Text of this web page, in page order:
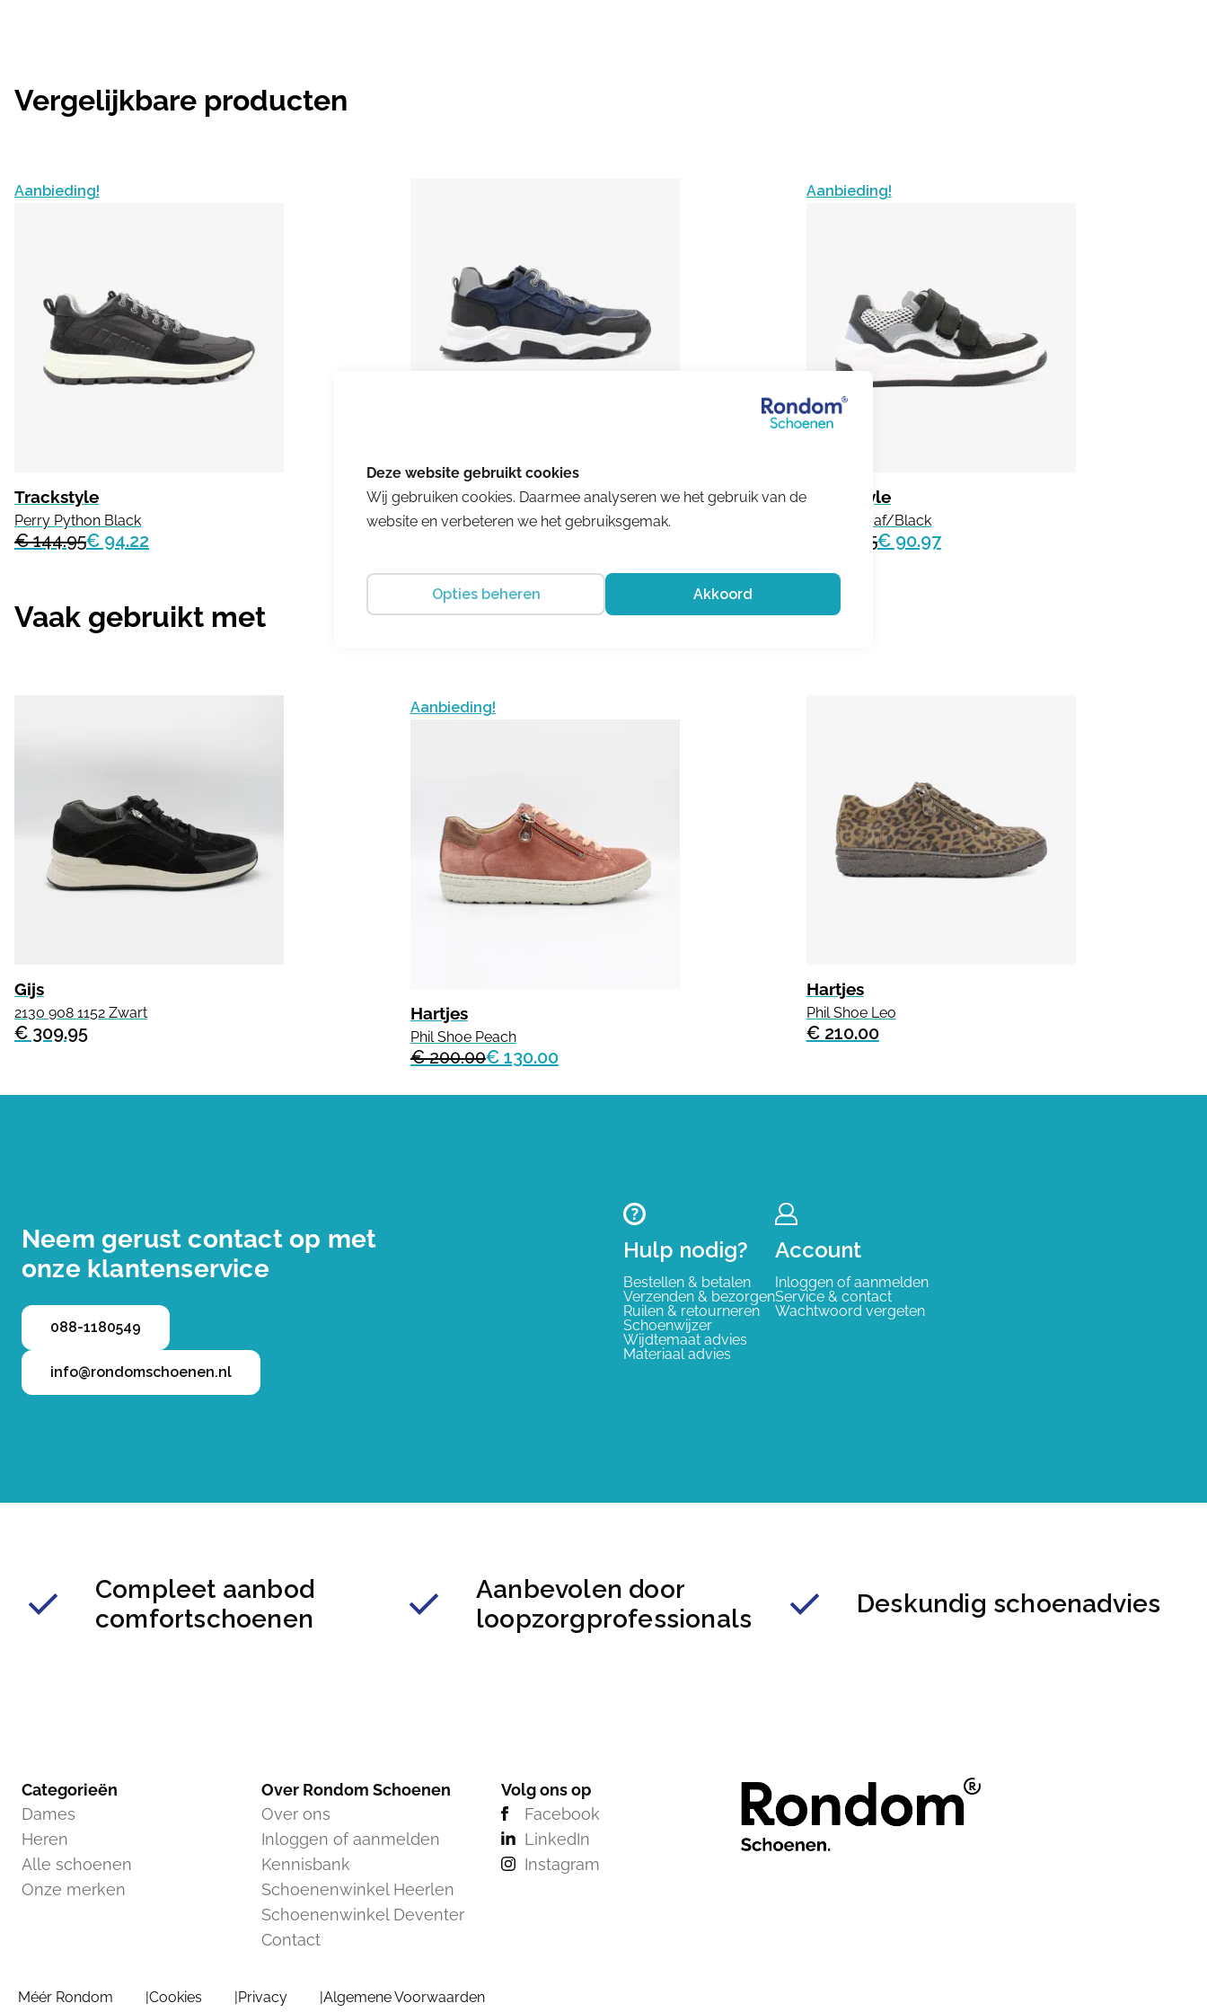
Vergelijkbare producten
Aanbieding!
Trackstyle
Perry Python Black
€ 144.95€ 94.22
Trackstyle
322863-129
€ 134.95
Aanbieding!
Trackstyle
Bruce Braaf/Black
€ 139.95€ 90.97
Vaak gebruikt met
Gijs
2130 908 1152 Zwart
€ 309.95
Aanbieding!
Hartjes
Phil Shoe Peach
€ 200.00€ 130.00
Hartjes
Phil Shoe Leo
€ 210.00
Neem gerust contact op met
onze klantenservice
088-1180549
info@rondomschoenen.nl
Hulp nodig?
Bestellen & betalen
Verzenden & bezorgen
Ruilen & retourneren
Schoenwijzer
Wijdtemaat advies
Materiaal advies
Account
Inloggen of aanmelden
Service & contact
Wachtwoord vergeten
Compleet aanbod
comfortschoenen
Aanbevolen door
loopzorgprofessionals
Deskundig schoenadvies
Categorieën
Dames
Heren
Alle schoenen
Onze merken
Over Rondom Schoenen
Over ons
Inloggen of aanmelden
Kennisbank
Schoenenwinkel Heerlen
Schoenenwinkel Deventer
Contact
Volg ons op
Facebook
LinkedIn
Instagram
Méér Rondom Cookies Privacy Algemene Voorwaarden
Wij gebruiken cookies. Daarmee analyseren we het gebruik van de
website en verbeteren we het gebruiksgemak.
Opties beheren Akkoord